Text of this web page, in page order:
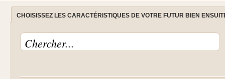
CHOISISSEZ LES CARACTÉRISTIQUES DE VOTRE FUTUR BIEN